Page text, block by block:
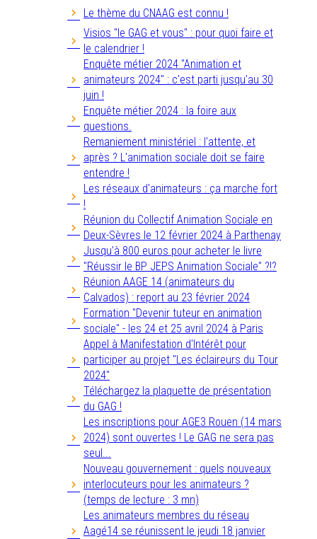
Le thème du CNAAG est connu !
Visios "le GAG et vous" : pour quoi faire et
le calendrier !
Enquête métier 2024 "Animation et
animateurs 2024" : c'est parti jusqu'au 30
juin !
Enquête métier 2024 : la foire aux
questions.
Remaniement ministériel : l'attente, et
après ? L'animation sociale doit se faire
entendre !
Les réseaux d'animateurs : ça marche fort
!
Réunion du Collectif Animation Sociale en
Deux-Sèvres le 12 février 2024 à Parthenay
Jusqu'à 800 euros pour acheter le livre
"Réussir le BP JEPS Animation Sociale" ?!?
Réunion AAGE 14 (animateurs du
Calvados) : report au 23 février 2024
Formation "Devenir tuteur en animation
sociale" - les 24 et 25 avril 2024 à Paris
Appel à Manifestation d'Intérêt pour
participer au projet "Les éclaireurs du Tour
2024"
Téléchargez la plaquette de présentation
du GAG !
Les inscriptions pour AGE3 Rouen (14 mars
2024) sont ouvertes ! Le GAG ne sera pas
seul...
Nouveau gouvernement : quels nouveaux
interlocuteurs pour les animateurs ?
(temps de lecture : 3 mn)
Les animateurs membres du réseau
Aagé14 se réunissent le jeudi 18 janvier